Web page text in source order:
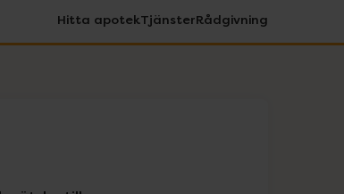
Hitta apotekTjänsterRådgivning